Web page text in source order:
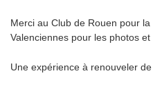
Merci au Club de Rouen pour
Valenciennes pour les photos et
Une expérience à renouveler